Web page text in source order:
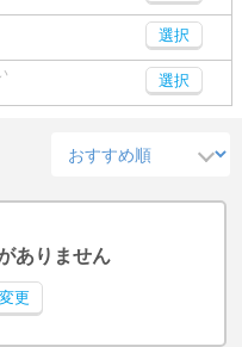
選択
選択
ありません
更